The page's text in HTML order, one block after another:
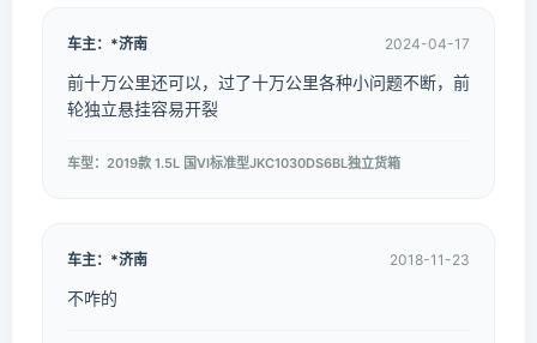
车主：*济南 2024-04-17
前十万公里还可以，过了十万公里各种小问题不断，前
轮独立悬挂容易开裂
车型：2019款 1.5L 国VI标准型JKC1030DS6BL独立货箱
车主：*济南 2018-11-23
不咋的